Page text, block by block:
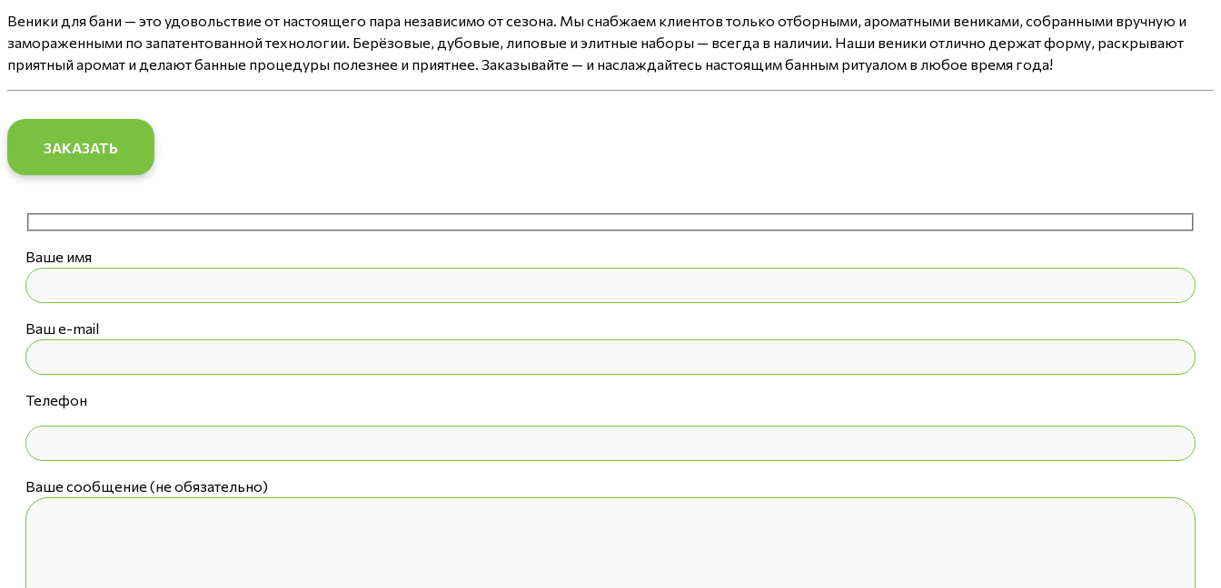
Веники для бани — это удовольствие от настоящего пара независимо от сезона. Мы снабжаем клиентов только отборными, ароматными вениками, собранными вручную и
замораженными по запатентованной технологии. Берёзовые, дубовые, липовые и элитные наборы — всегда в наличии. Наши веники отлично держат форму, раскрывают
приятный аромат и делают банные процедуры полезнее и приятнее. Заказывайте — и наслаждайтесь настоящим банным ритуалом в любое время года!
ЗАКАЗАТЬ
Ваше имя
Ваш e-mail
Телефон
Ваше сообщение (не обязательно)